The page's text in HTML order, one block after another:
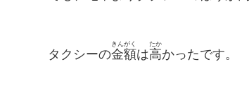
タクシーの金額
きんがく
は高
たか
かったです。